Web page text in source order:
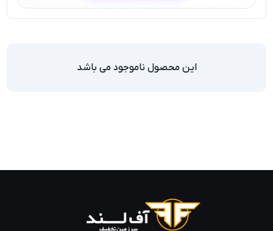
این محصول ناموجود می باشد